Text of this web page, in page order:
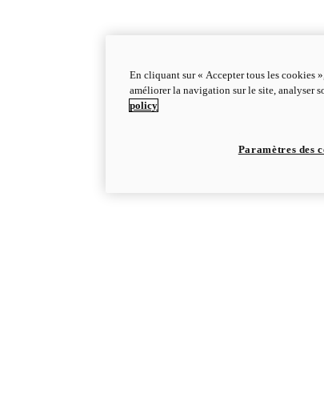
En cliquant sur « Accepter tous les cookies
améliorer la navigation sur le site, analyser
policy
Paramètres des